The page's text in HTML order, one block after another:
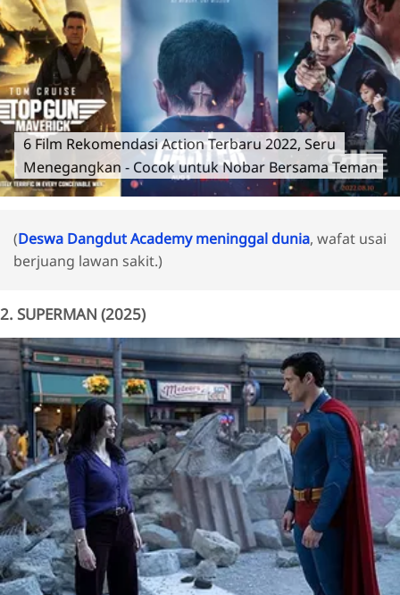
6 Film Rekomendasi Action Terbaru 2022, Seru
Menegangkan - Cocok untuk Nobar Bersama Teman
(Deswa Dangdut Academy meninggal dunia, wafat usai
berjuang lawan sakit.)
2. SUPERMAN (2025)